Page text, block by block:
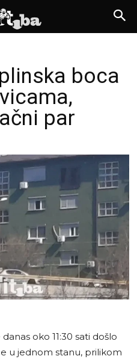
boca
par
oko 11:30 sati došlo
u jednom stanu, prilikom